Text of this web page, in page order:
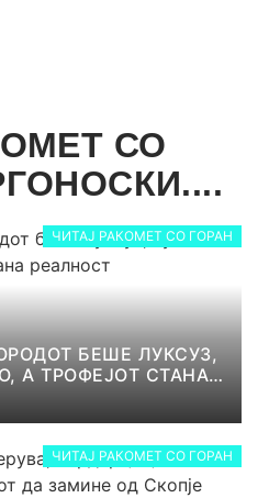
СО
ЧИТАЈ РАКОМЕТ СО ГОРАН
БЕШЕ ЛУКСУЗ,
А ТРОФЕЈОТ СТАНА
ЧИТАЈ РАКОМЕТ СО ГОРАН